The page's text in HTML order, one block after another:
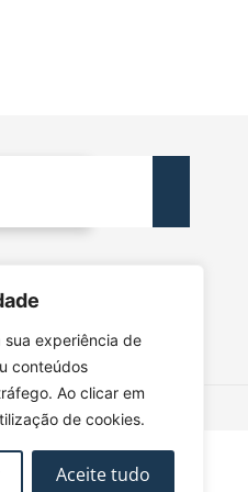
sua experiência de
conteúdos
Ao clicar em
de cookies.
Aceite tudo